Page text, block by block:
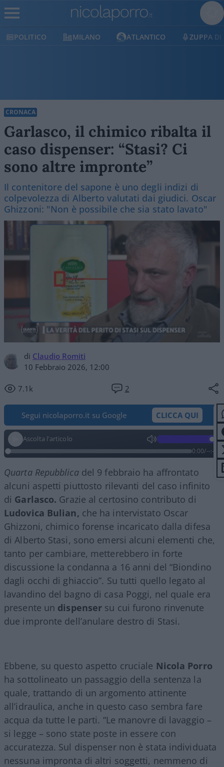
MILANO ATLANTICO ZUPPA DI PORRO
CRONACA
Garlasco, il chimico ribalta il
caso dispenser: “Stasi? Ci
sono altre impronte”
Il contenitore del sapone è uno degli indizi di
colpevolezza di Alberto valutati dai giudici. Oscar
Ghizzoni: "Non è possibile che sia stato lavato"
di Claudio Romiti
10 Febbraio 2026, 12:00
7.1k 2
Segui nicolaporro.it su Google CLICCA QUI
Ascolta l'articolo
0:00/--:--
Quarta Repubblicadel 9 febbraio ha affrontato
alcuni aspetti piuttosto rilevanti del caso infinito
di Garlasco. Grazie al certosino contributo di
Ludovica Bulian, che ha intervistato Oscar
Ghizzoni, chimico forense incaricato dalla difesa
di Alberto Stasi, sono emersi alcuni elementi che,
tanto per cambiare, metterebbero in forte
discussione la condanna a 16 anni del “Biondino
dagli occhi di ghiaccio”. Su tutti quello legato al
lavandino del bagno di casa Poggi, nel quale era
presente un dispenser su cui furono rinvenute
due impronte dell’anulare destro di Stasi.
Ebbene, su questo aspetto cruciale Nicola Porro
ha sottolineato un passaggio della sentenza la
quale, trattando di un argomento attinente
all’idraulica, anche in questo caso sembra fare
acqua da tutte le parti. “Le manovre di lavaggio –
si legge – sono state poste in essere con
accuratezza. Sul dispenser non è stata individuata
nessuna impronta di altri soggetti, nemmeno di